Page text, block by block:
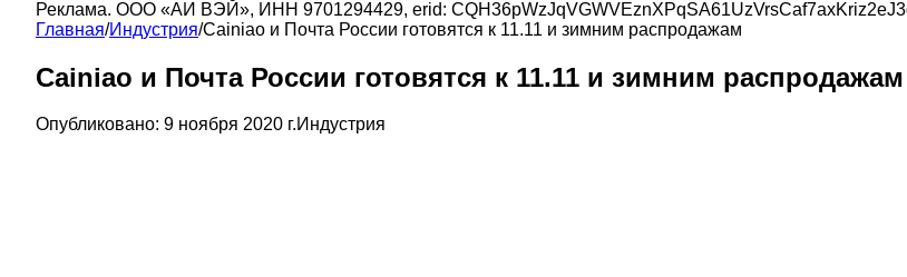
Реклама. ООО «АИ ВЭЙ», ИНН 9701294429, erid:
Главная/Индустрия/Cainiao и Почта России готовятся к 11.11 и зимним распродажам
Cainiao и Почта России готовятся к 11.11 и зимним распродажам
Опубликовано: 9 ноября 2020 г.Индустрия